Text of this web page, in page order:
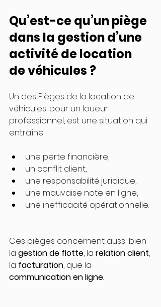
Qu’est-ce qu’un piège
dans la gestion d’une
activité de location
de véhicules ?
Un des Pièges de la location de
véhicules, pour un loueur
professionnel, est une situation qui
entraîne :
une perte financière,
un conflit client,
une responsabilité juridique,
une mauvaise note en ligne,
une inefficacité opérationnelle.
Ces pièges concernent aussi bien
la gestion de flotte, la relation client,
la facturation, que la
communication en ligne.